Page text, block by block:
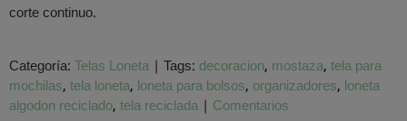
corte continuo.
Categoría:Telas Loneta | Tags: decoracion mostaza tela para
mochilas tela loneta loneta para bolsos organizadores loneta
algodon reciclado tela reciclada | Comentarios